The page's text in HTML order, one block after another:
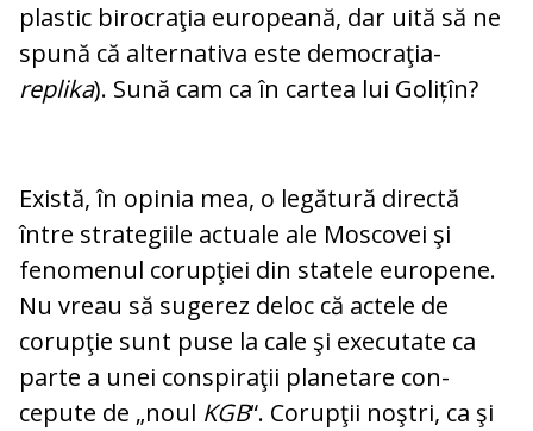
plastic birocraţia euro­peană, dar uită să ne
spună că alternativa este democraţia-
replika). Sună cam ca în cartea lui Golițîn?
Există, în opinia mea, o legătură directă
între strategiile actuale ale Moscovei şi
fenomenul co­rupţiei din statele europene.
Nu vreau să sugerez deloc că actele de
corupţie sunt puse la cale şi executate ca
parte a unei conspiraţii planetare con­
cepute de „noul KGB“. Corupţii noştri, ca şi